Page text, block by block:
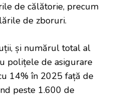
de călătorie, precum
de zboruri.
și numărul total al
polițele de asigurare
14% în 2025 față de
peste 1.600 de